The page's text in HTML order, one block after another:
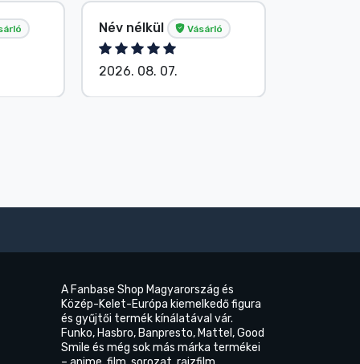
Név nélkül Vásárló
2026. 08. 07.
A Fanbase Shop Magyarország és
Közép-Kelet-Európa kiemelkedő figura
és gyűjtői termék kínálatával vár.
Funko, Hasbro, Banpresto, Mattel, Good
Smile és még sok más márka termékei